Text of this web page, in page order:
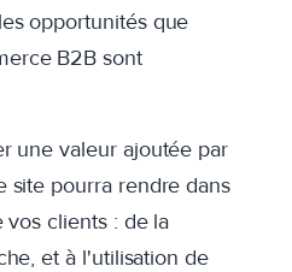
opportunités que
B2B sont
une valeur ajoutée par
site pourra rendre dans
vos clients : de la
et à l'utilisation de